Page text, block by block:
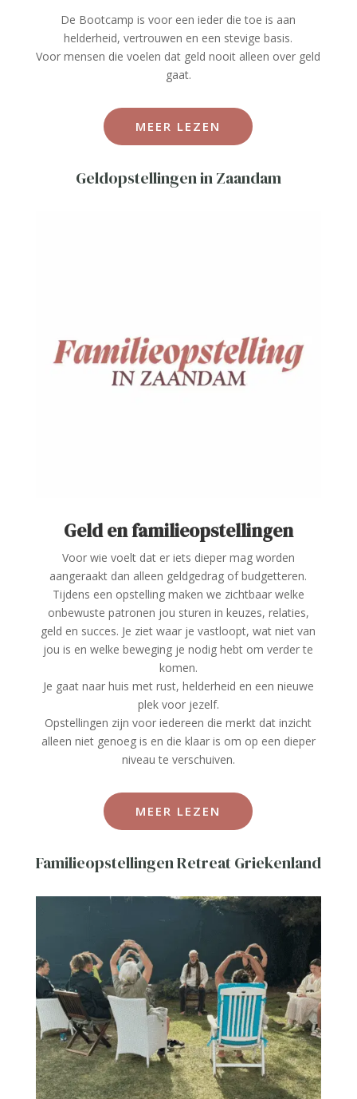
De Bootcamp is voor een ieder die toe is aan
helderheid, vertrouwen en een stevige basis.
Voor mensen die voelen dat geld nooit alleen over geld
gaat.
MEER LEZEN
Geldopstellingen in Zaandam
Geld en familieopstellingen
Voor wie voelt dat er iets dieper mag worden
aangeraakt dan alleen geldgedrag of budgetteren.
Tijdens een opstelling maken we zichtbaar welke
onbewuste patronen jou sturen in keuzes, relaties,
geld en succes. Je ziet waar je vastloopt, wat niet van
jou is en welke beweging je nodig hebt om verder te
komen.
Je gaat naar huis met rust, helderheid en een nieuwe
plek voor jezelf.
Opstellingen zijn voor iedereen die merkt dat inzicht
alleen niet genoeg is en die klaar is om op een dieper
niveau te verschuiven.
MEER LEZEN
Familieopstellingen Retreat Griekenland